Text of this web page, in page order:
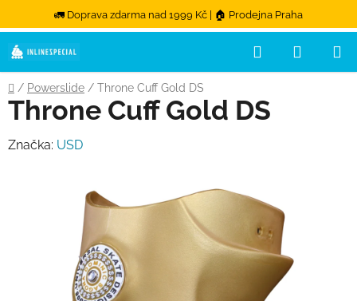
🚛 Doprava zdarma nad 1999 Kč | 🏠 Prodejna Praha
Přejít na obsah
Hledat
Domů
/ Powerslide / Throne Cuff Gold DS
Throne Cuff Gold DS
Značka: USD